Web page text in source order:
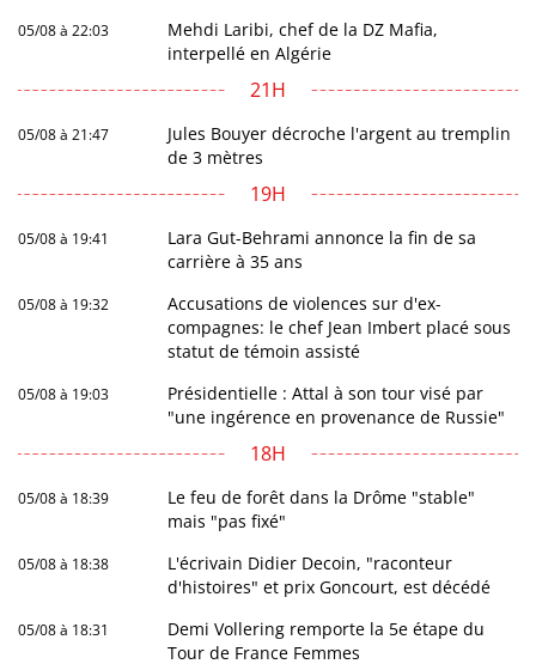
05/08 à 22:03
Mehdi Laribi, chef de la DZ Mafia,
interpellé en Algérie
21H
05/08 à 21:47
Jules Bouyer décroche l'argent au tremplin
de 3 mètres
19H
05/08 à 19:41
Lara Gut-Behrami annonce la fin de sa
carrière à 35 ans
05/08 à 19:32
Accusations de violences sur d'ex-
compagnes: le chef Jean Imbert placé sous
statut de témoin assisté
05/08 à 19:03
Présidentielle : Attal à son tour visé par
"une ingérence en provenance de Russie"
18H
05/08 à 18:39
Le feu de forêt dans la Drôme "stable"
mais "pas fixé"
05/08 à 18:38
L'écrivain Didier Decoin, "raconteur
d'histoires" et prix Goncourt, est décédé
05/08 à 18:31
Demi Vollering remporte la 5e étape du
Tour de France Femmes